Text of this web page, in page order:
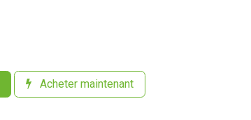
Acheter maintenant